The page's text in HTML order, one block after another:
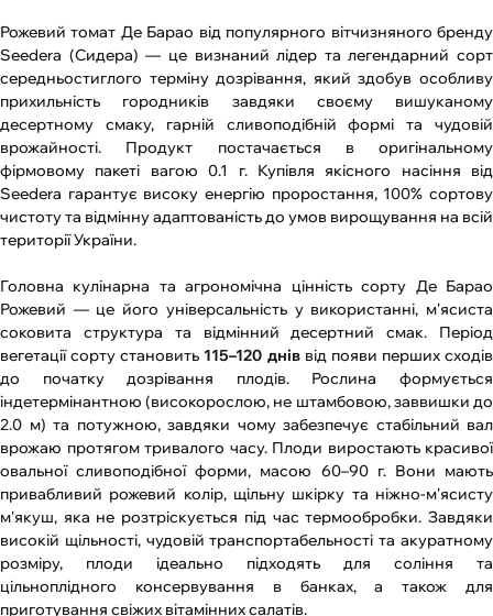
Рожевий томат Де Барао від популярного вітчизняного бренду
Seedera (Сидера) — це визнаний лідер та легендарний сорт
середньостиглого терміну дозрівання, який здобув особливу
прихильність городників завдяки своєму вишуканому
десертному смаку, гарній сливоподібній формі та чудовій
врожайності. Продукт постачається в оригінальному
фірмовому пакеті вагою 0.1 г. Купівля якісного насіння від
Seedera гарантує високу енергію проростання, 100% сортову
чистоту та відмінну адаптованість до умов вирощування на всій
території України.
Головна кулінарна та агрономічна цінність сорту Де Барао
Рожевий — це його універсальність у використанні, м'ясиста
соковита структура та відмінний десертний смак. Період
вегетації сорту становить 115–120 дніввід появи перших сходів
до початку дозрівання плодів. Рослина формується
індетермінантною (високорослою, не штамбовою, заввишки до
2.0 м) та потужною, завдяки чому забезпечує стабільний вал
врожаю протягом тривалого часу. Плоди виростають красивої
овальної сливоподібної форми, масою 60–90 г. Вони мають
привабливий рожевий колір, щільну шкірку та ніжно-м'ясисту
м'якуш, яка не розтріскується під час термообробки. Завдяки
високій щільності, чудовій транспортабельності та акуратному
розміру, плоди ідеально підходять для соління та
цільноплідного консервування в банках, а також для
приготування свіжих вітамінних салатів.